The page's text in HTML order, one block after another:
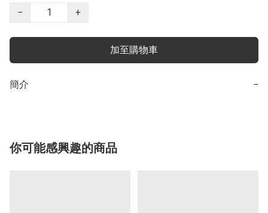
−
+
加至購物車
簡介 −
你可能感興趣的商品